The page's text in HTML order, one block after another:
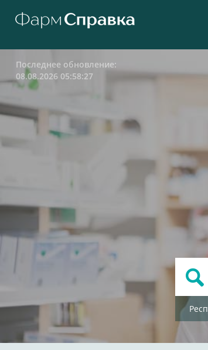
Последнее обновление:
08.08.2026 05:58:27